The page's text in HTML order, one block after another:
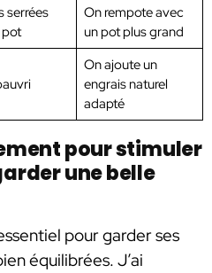
serrées
On rempote avec
un pot plus grand
On ajoute un
engrais naturel
adapté
pour stimuler
une belle
pour garder ses
équilibrées. J’ai